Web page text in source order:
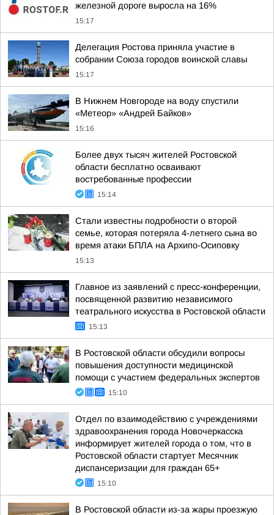
железной дороге выросла на 16%
15:17
Делегация Ростова приняла участие в
собрании Союза городов воинской славы
15:17
В Нижнем Новгороде на воду спустили
«Метеор» «Андрей Байков»
15:16
Более двух тысяч жителей Ростовской
области бесплатно осваивают
востребованные профессии
15:14
Стали известны подробности о второй
семье, которая потеряла 4-летнего сына во
время атаки БПЛА на Архипо-Осиповку
15:13
Главное из заявлений с пресс-конференции,
посвященной развитию независимого
театрального искусства в Ростовской области
15:13
В Ростовской области обсудили вопросы
повышения доступности медицинской
помощи с участием федеральных экспертов
15:10
Отдел по взаимодействию с учреждениями
здравоохранения города Новочеркасска
информирует жителей города о том, что в
Ростовской области стартует Месячник
диспансеризации для граждан 65+
15:10
В Ростовской области из-за жары проезжую